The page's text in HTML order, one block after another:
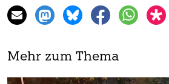
Mehr zum Thema